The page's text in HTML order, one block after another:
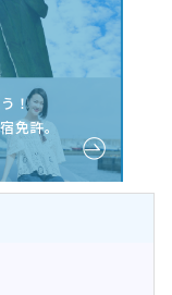
！
免許。